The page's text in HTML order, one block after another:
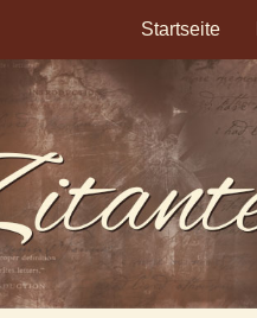
Startseite